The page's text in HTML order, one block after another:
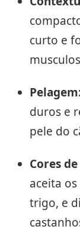
curto e
duros e
pele do
Cores
aceita
trigo, e